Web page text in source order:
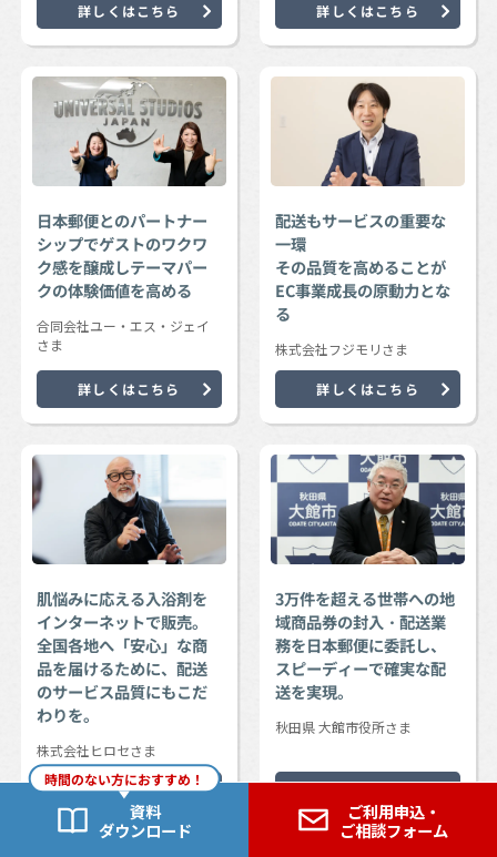
詳しくはこちら 詳しくはこちら
日本郵便とのパートナー
シップでゲストのワクワ
ク感を醸成しテーマパー
クの体験価値を高める
合同会社ユー・エス・ジェイ
さま
詳しくはこちら
配送もサービスの重要な
一環
その品質を高めることが
EC事業成長の原動力とな
る
株式会社フジモリさま
詳しくはこちら
肌悩みに応える入浴剤を
インターネットで販売。
全国各地へ「安心」な商
品を届けるために、配送
のサービス品質にもこだ
わりを。
株式会社ヒロセさま
詳しくはこちら
3万件を超える世帯への地
域商品券の封入・配送業
務を日本郵便に委託し、
スピーディーで確実な配
送を実現。
秋田県 大館市役所さま
時間のない方におすすめ！
資料
ダウンロード
ご利用申込・
ご相談フォーム